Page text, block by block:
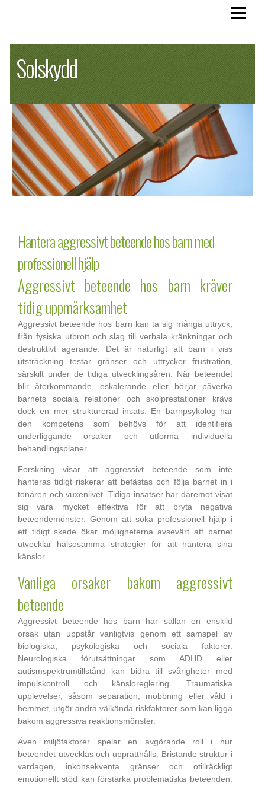
VÄLJA MARKIS
LAGA MARKIS
SEGELTAK
BLOGG
Solskydd
Hantera aggressivt beteende hos barn med
professionell hjälp
Aggressivt beteende hos barn kräver
tidig uppmärksamhet
Aggressivt beteende hos barn kan ta sig många uttryck,
från fysiska utbrott och slag till verbala kränkningar och
destruktivt agerande. Det är naturligt att barn i viss
utsträckning testar gränser och uttrycker frustration,
särskilt under de tidiga utvecklingsåren. När beteendet
blir återkommande, eskalerande eller börjar påverka
barnets sociala relationer och skolprestationer krävs
dock en mer strukturerad insats. En barnpsykolog har
den kompetens som behövs för att identifiera
underliggande orsaker och utforma individuella
behandlingsplaner.
Forskning visar att aggressivt beteende som inte
hanteras tidigt riskerar att befästas och följa barnet in i
tonåren och vuxenlivet. Tidiga insatser har däremot visat
sig vara mycket effektiva för att bryta negativa
beteendemönster. Genom att söka professionell hjälp i
ett tidigt skede ökar möjligheterna avsevärt att barnet
utvecklar hälsosamma strategier för att hantera sina
känslor.
Vanliga orsaker bakom aggressivt
beteende
Aggressivt beteende hos barn har sällan en enskild
orsak utan uppstår vanligtvis genom ett samspel av
biologiska, psykologiska och sociala faktorer.
Neurologiska förutsättningar som ADHD eller
autismspektrumtillstånd kan bidra till svårigheter med
impulskontroll och känsloreglering. Traumatiska
upplevelser, såsom separation, mobbning eller våld i
hemmet, utgör andra välkända riskfaktorer som kan ligga
bakom aggressiva reaktionsmönster.
Även miljöfaktorer spelar en avgörande roll i hur
beteendet utvecklas och upprätthålls. Bristande struktur i
vardagen, inkonsekventa gränser och otillräckligt
emotionellt stöd kan förstärka problematiska beteenden.